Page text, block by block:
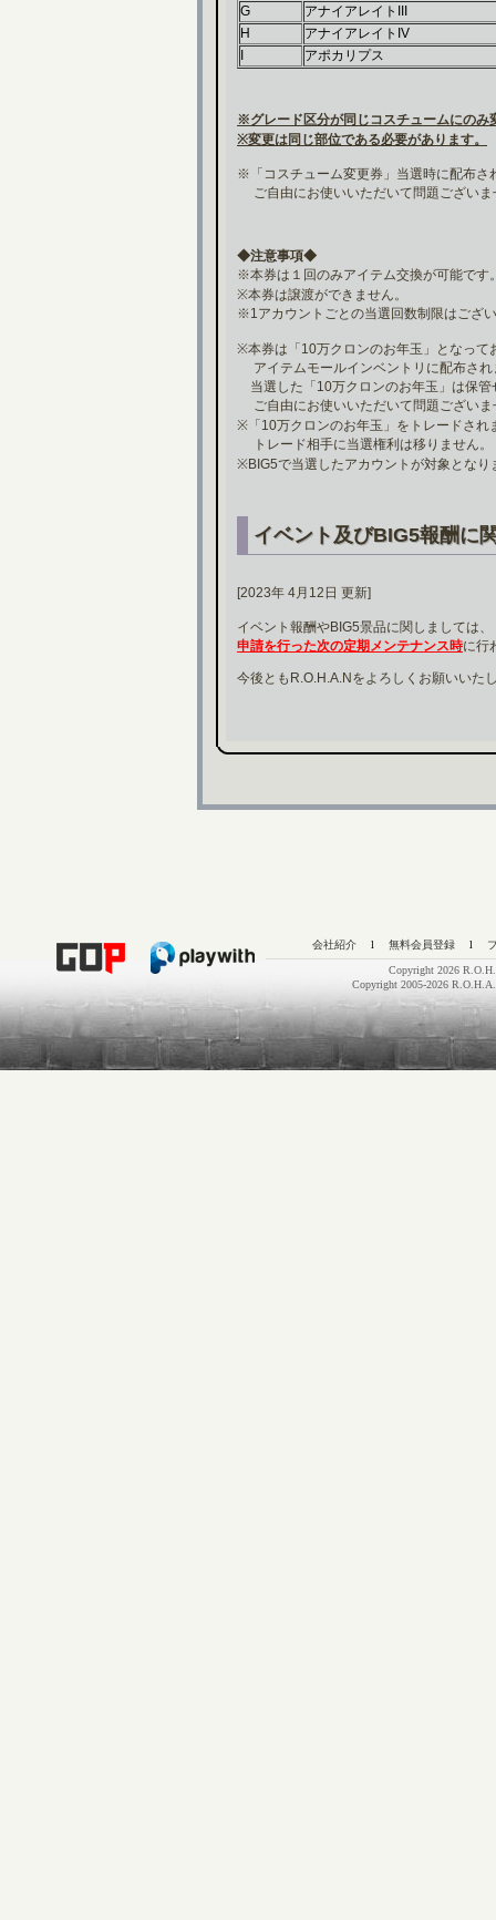
G
アナイアレイトIII
H
アナイアレイトIV
アポカリプス
※グレード区分が同じコスチュームにのみ
※変更は同じ部位である必要があります。
※「コスチューム変更券」当選時に配布さ
ご自由にお使いいただいて問題ございま
◆注意事項◆
※本券は１回のみアイテム交換が可能です
※本券は譲渡ができません。
※1アカウントごとの当選回数制限はござ
※本券は「10万クロンのお年玉」となって
アイテムモールインベントリに配布され
当選した「10万クロンのお年玉」は保管
ご自由にお使いいただいて問題ございま
※「10万クロンのお年玉」をトレードされ
トレード相手に当選権利は移りません。
※BIG5で当選したアカウントが対象となり
イベント及びBIG5報酬に
[2023年 4月12日 更新]
イベント報酬やBIG5景品に関しましては、
申請を行った次の定期メンテナンス時に行
今後ともR.O.H.A.Nをよろしくお願いいた
会社紹介 l 無料会員登録 l
Copyright 2026
Copyright 2005-2026